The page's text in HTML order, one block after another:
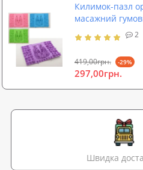
Килимок-пазл
масажний
та стоп)
2
419,00грн. -29%
297,00грн.
Швидка